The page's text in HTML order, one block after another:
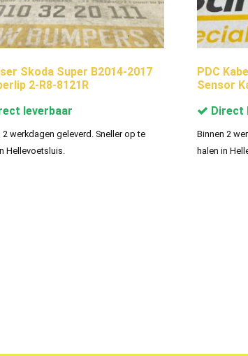
Skoda Super B2014-2017
2-R8-8121R
leverbaar
2 werkdagen geleverd. Sneller op te
Hellevoetsluis.
PDC
Sensor
Direct
Binnen 2
halen in